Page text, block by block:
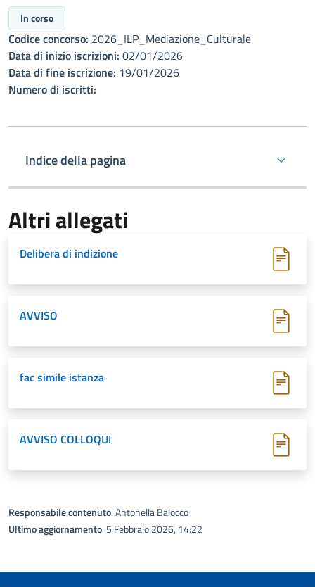
In corso
Codice concorso: 2026_ILP_Mediazione_Culturale
Data di inizio iscrizioni: 02/01/2026
Data di fine iscrizione: 19/01/2026
Numero di iscritti:
Indice della pagina
Altri allegati
Delibera di indizione
AVVISO
fac simile istanza
AVVISO COLLOQUI
Responsabile contenuto: Antonella Balocco
Ultimo aggiornamento: 5 Febbraio 2026, 14:22